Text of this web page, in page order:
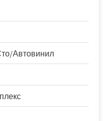
Автовинил